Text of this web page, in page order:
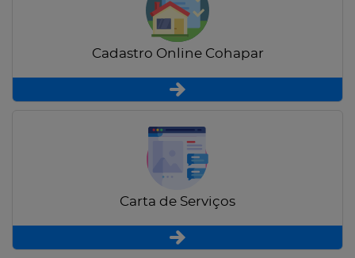
Cadastro Online Cohapar
Carta de Serviços